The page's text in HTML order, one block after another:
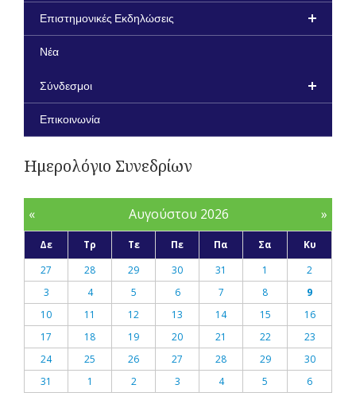
Επιστημονικές Εκδηλώσεις
Νέα
Σύνδεσμοι
Επικοινωνία
Ημερολόγιο Συνεδρίων
« Αυγούστου 2026 »
Δε Τρ Τε Πε Πα Σα
Κυ
27
28 29 30 31 1
2
3
4 5 6 7 8
9
10
11 12 13 14 15
16
17
18 19 20 21 22
23
24
25 26 27 28 29
30
31
1 2 3 4 5 6